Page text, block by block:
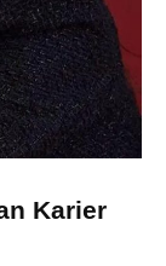
Karier